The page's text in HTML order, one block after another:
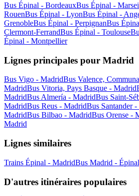
Bus Épinal - BordeauxBus Épinal -
RouenBus Épinal - LyonBus Épinal -
GrenobleBus Épinal - PerpignanBus
Clermont-FerrandBus Épinal - Toulouse
Épinal - Montpellier
Lignes principales pour Madrid
Bus Vigo - MadridBus Valence,
MadridBus Vitoria, Pays Basque - Madrid
MadridBus Almería - MadridBus Saint-
MadridBus Reus - MadridBus Santander
MadridBus Bilbao - MadridBus Orense -
Madrid
Lignes similaires
Trains Épinal - MadridBus Madrid - Épinal
D'autres itinéraires populaires